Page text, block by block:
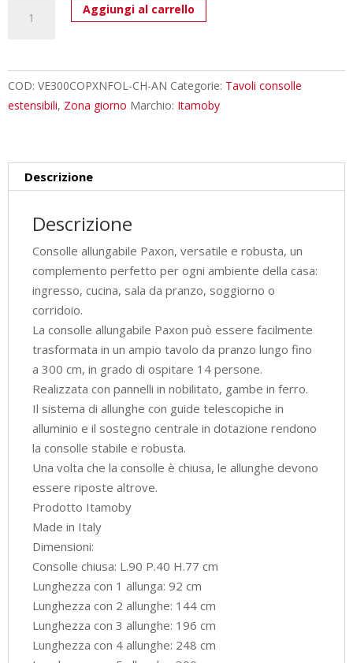
allungabile
Paxon
cashmere
Aggiungi al carrello
COD: VE300COPXNFOL-CH-AN Categorie: Tavoli consolle
estensibili, Zona giorno Marchio: Itamoby
Descrizione
Descrizione
Consolle allungabile Paxon, versatile e robusta, un
complemento perfetto per ogni ambiente della casa:
ingresso, cucina, sala da pranzo, soggiorno o
corridoio.
La consolle allungabile Paxon può essere facilmente
trasformata in un ampio tavolo da pranzo lungo fino
a 300 cm, in grado di ospitare 14 persone.
Realizzata con pannelli in nobilitato, gambe in ferro.
Il sistema di allunghe con guide telescopiche in
alluminio e il sostegno centrale in dotazione rendono
la consolle stabile e robusta.
Una volta che la consolle è chiusa, le allunghe devono
essere riposte altrove.
Prodotto Itamoby
Made in Italy
Dimensioni:
Consolle chiusa: L.90 P.40 H.77 cm
Lunghezza con 1 allunga: 92 cm
Lunghezza con 2 allunghe: 144 cm
Lunghezza con 3 allunghe: 196 cm
Lunghezza con 4 allunghe: 248 cm